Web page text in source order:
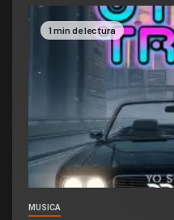
1 min de lectura
MUSICA